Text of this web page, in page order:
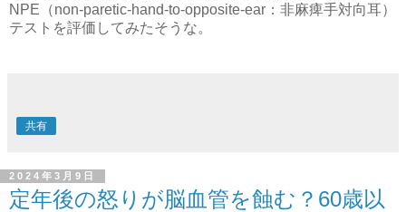
NPE（non-paretic-hand-to-opposite-ear：非麻痺手対向耳）
テストを評価してみたそうな。
共有
2024年3月9日
定年後の怒りが脳血管を蝕む？60歳以